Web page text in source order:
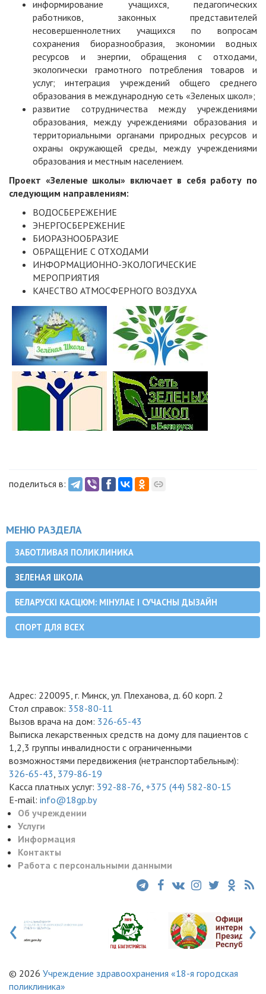
информирование учащихся, педагогических
работников, законных представителей
несовершеннолетних учащихся по вопросам
сохранения биоразнообразия, экономии водных
ресурсов и энергии, обращения с отходами,
экологически грамотного потребления товаров и
услуг; интеграция учреждений общего среднего
образования в международную сеть «Зеленых школ»;
развитие сотрудничества между учреждениями
образования, между учреждениями образования и
территориальными органами природных ресурсов и
охраны окружающей среды, между учреждениями
образования и местным населением.
Проект «Зеленые школы» включает в себя работу по
следующим направлениям:
ВОДОСБЕРЕЖЕНИЕ
ЭНЕРГОСБЕРЕЖЕНИЕ
БИОРАЗНООБРАЗИЕ
ОБРАЩЕНИЕ С ОТХОДАМИ
ИНФОРМАЦИОННО-ЭКОЛОГИЧЕСКИЕ
МЕРОПРИЯТИЯ
КАЧЕСТВО АТМОСФЕРНОГО ВОЗДУХА
поделиться в:
МЕНЮ РАЗДЕЛА
ЗАБОТЛИВАЯ ПОЛИКЛИНИКА
ЗЕЛЕНАЯ ШКОЛА
БЕЛАРУСКІ КАСЦЮМ: МІНУЛАЕ І СУЧАСНЫ ДЫЗАЙН
СПОРТ ДЛЯ ВСЕХ
Адрес: 220095, г. Минск, ул. Плеханова, д. 60 корп. 2
Стол справок: 358-80-11
Вызов врача на дом: 326-65-43
Выписка лекарственных средств на дому для пациентов с
1,2,3 группы инвалидности с ограниченными
возможностями передвижения (нетранспортабельным):
326-65-43, 379-86-19
Касса платных услуг: 392-88-76, +375 (44) 582-80-15
E-mail: info@18gp.by
Об учреждении
Услуги
Информация
Контакты
Работа с персональными данными
‹ ›
© 2026 Учреждение здравоохранения «18-я городская
поликлиника»